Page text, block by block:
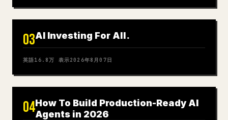
03AI Investing For All.
英語16.8万 表示2026年8月07日
04How To Build Production-Ready AI
Agents in 2026